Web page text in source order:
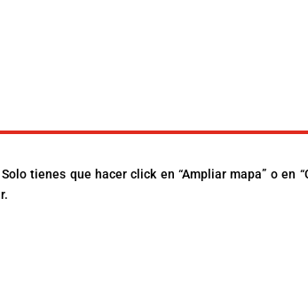
tienes que hacer click en “Ampliar mapa” o en